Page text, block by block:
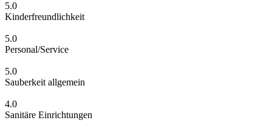
5.0
Kinderfreundlichkeit
5.0
Personal/Service
5.0
Sauberkeit allgemein
4.0
Sanitäre Einrichtungen